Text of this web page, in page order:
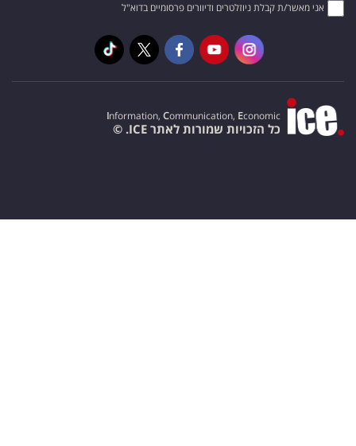
אני מאשר/ת קבלת ניוזלטרים ודיוורים פרסומיים בדוא"ל
Information, Communication, Economic
כל הזכויות שמורות לאתר ICE. ©